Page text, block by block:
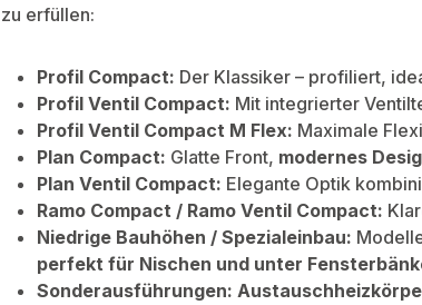
zu erfüllen:
Profil Compact: Der Klassiker – profiliert,
Profil Ventil Compact: Mit integrierter
Profil Ventil Compact M Flex: Maximale
Plan Compact: Glatte Front, modernes
Plan Ventil Compact: Elegante Optik
Ramo Compact / Ramo Ventil Compact:
Niedrige Bauhöhen / Spezialeinbau:
perfekt für Nischen und unter
Sonderausführungen: